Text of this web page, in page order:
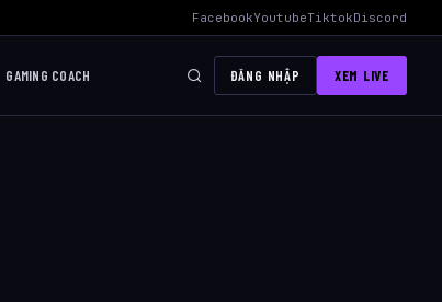
AWC 2026 Liên Quân Mobile – Lịch Thi Đấu, Đội Tuyển
FacebookYoutubeTiktokDiscord
GAMING COACH ĐĂNG NHẬP XEM LIVE